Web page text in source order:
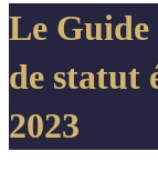
Le Guide
de statut
2023